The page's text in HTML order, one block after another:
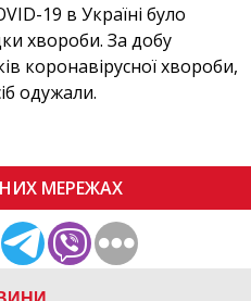
19 в Україні було
хвороби. За добу
коронавірусної хвороби,
одужали.
МЕРЕЖАХ